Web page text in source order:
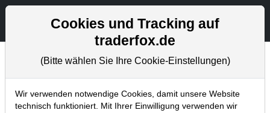
Aktien- und Artikelsuche
Tradingerfolge
Home Blog Tradingerfolge
Cookies und Tracking auf
traderfox.de
(Bitte wählen Sie Ihre Cookie-Einstellungen)
Wir verwenden notwendige Cookies, damit unsere Website
technisch funktioniert. Mit Ihrer Einwilligung verwenden wir